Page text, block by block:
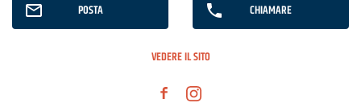
POSTA CHIAMARE
VEDERE IL SITO